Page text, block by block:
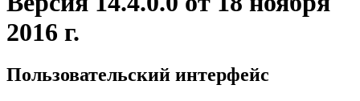
2016 г.
Пользовательский интерфейс